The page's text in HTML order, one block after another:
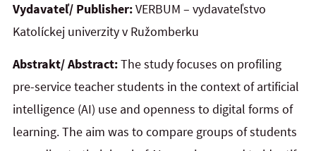
Vydavateľ/ Publisher:VERBUM – vydavateľstvo
Katolíckej univerzity v Ružomberku
Abstrakt/ Abstract:The study focuses on profiling
pre-service teacher students in the context of artificial
intelligence (AI) use and openness to digital forms of
learning. The aim was to compare groups of students